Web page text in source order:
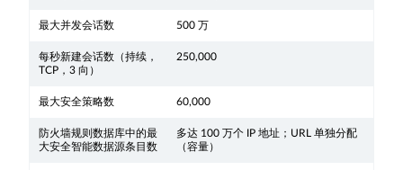
最大并发会话数 500 万
每秒新建会话数（持续，
TCP，3 向）
250,000
最大安全策略数 60,000
防火墙规则数据库中的最
大安全智能数据源条目数
多达 100 万个 IP 地址；URL 单独分配
（容量）